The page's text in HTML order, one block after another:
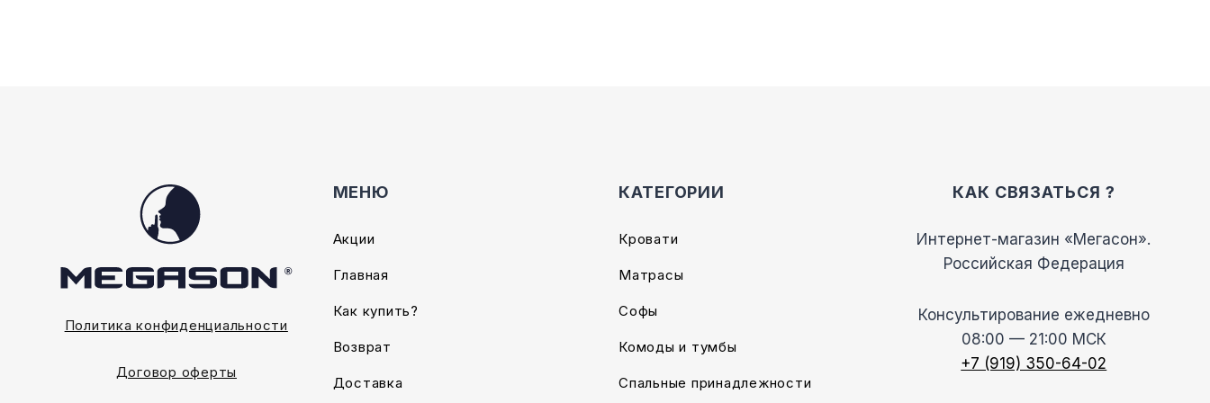
Политика конфиденциальности
Договор оферты
МЕНЮ
Акции
Главная
Как купить?
Возврат
Доставка
КАТЕГОРИИ
Кровати
Матрасы
Софы
Комоды и тумбы
Спальные принадлежности
КАК СВЯЗАТЬСЯ ?
Интернет-магазин «Мегасон».
Российская Федерация
Консультирование ежедневно
08:00 — 21:00 МСК
+7 (919) 350-64-02